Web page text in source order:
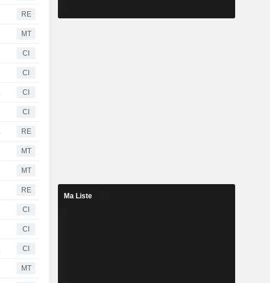
RE
MT
CI
CI
CI
CI
RE
MT
MT
RE
CI
CI
CI
MT
Ma Liste